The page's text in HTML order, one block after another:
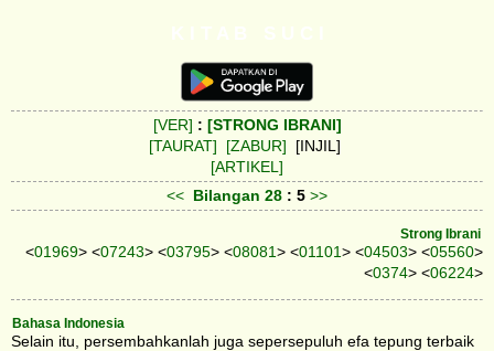
[VER] : [STRONG IBRANI]
[TAURAT]
[ZABUR] [INJIL]
[ARTIKEL]
<< Bilangan 28 : 5 >>
Strong Ibrani
<01969> <07243> <03795> <08081> <01101> <04503> <05560>
<0374> <06224>
Bahasa Indonesia
Selain itu, persembahkanlah juga sepersepuluh efa tepung terbaik